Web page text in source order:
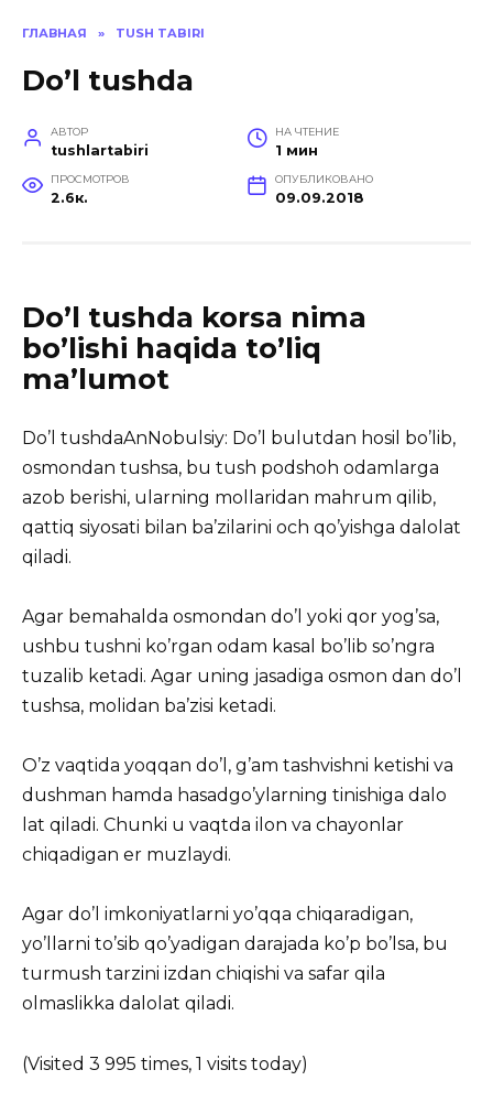
ГЛАВНАЯ » TUSH TABIRI
Do’l tushda
АВТОР
tushlartabiri
НА ЧТЕНИЕ
1 мин
ПРОСМОТРОВ
2.6к.
ОПУБЛИКОВАНО
09.09.2018
Do’l tushda korsa nima
bo’lishi haqida to’liq
ma’lumot
Do’l tushdaAnNobulsiy: Do’l bulutdan hosil bo’lib,
osmondan tushsa, bu tush podshoh odamlarga
azob berishi, ularning mollaridan mahrum qilib,
qattiq siyosati bilan ba’zilarini och qo’yishga dalolat
qiladi.
Agar bemahalda osmondan do’l yoki qor yog’sa,
ushbu tushni ko’rgan odam kasal bo’lib so’ngra
tuzalib ketadi. Agar uning jasadiga osmon dan do’l
tushsa, molidan ba’zisi ketadi.
O’z vaqtida yoqqan do’l, g’am tashvishni ketishi va
dushman hamda hasadgo’ylarning tinishiga dalo
lat qiladi. Chunki u vaqtda ilon va chayonlar
chiqadigan er muzlaydi.
Agar do’l imkoniyatlarni yo’qqa chiqaradigan,
yo’llarni to’sib qo’yadigan darajada ko’p bo’lsa, bu
turmush tarzini izdan chiqishi va safar qila
olmaslikka dalolat qiladi.
(Visited 3 995 times, 1 visits today)